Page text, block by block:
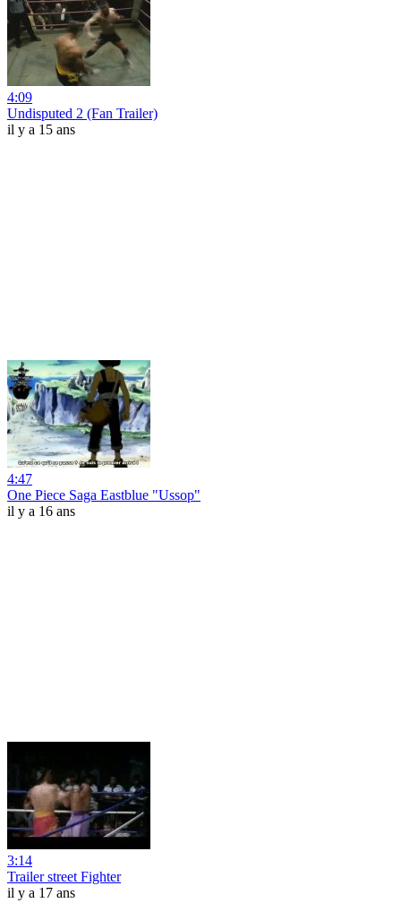
4:09
Undisputed 2 (Fan Trailer)
il y a 15 ans
4:47
One Piece Saga Eastblue "Ussop"
il y a 16 ans
3:14
Trailer street Fighter
il y a 17 ans